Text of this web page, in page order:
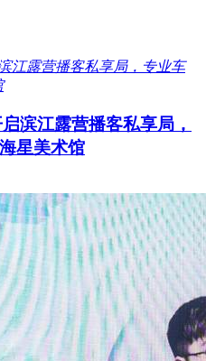
滨江露营播客私享局，
星美术馆